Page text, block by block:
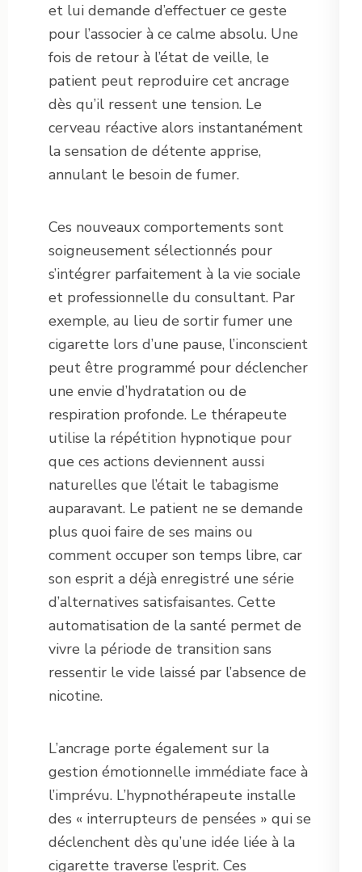
et lui demande d’effectuer ce geste
pour l’associer à ce calme absolu. Une
fois de retour à l’état de veille, le
patient peut reproduire cet ancrage
dès qu’il ressent une tension. Le
cerveau réactive alors instantanément
la sensation de détente apprise,
annulant le besoin de fumer.
Ces nouveaux comportements sont
soigneusement sélectionnés pour
s’intégrer parfaitement à la vie sociale
et professionnelle du consultant. Par
exemple, au lieu de sortir fumer une
cigarette lors d’une pause, l’inconscient
peut être programmé pour déclencher
une envie d’hydratation ou de
respiration profonde. Le thérapeute
utilise la répétition hypnotique pour
que ces actions deviennent aussi
naturelles que l’était le tabagisme
auparavant. Le patient ne se demande
plus quoi faire de ses mains ou
comment occuper son temps libre, car
son esprit a déjà enregistré une série
d’alternatives satisfaisantes. Cette
automatisation de la santé permet de
vivre la période de transition sans
ressentir le vide laissé par l’absence de
nicotine.
L’ancrage porte également sur la
gestion émotionnelle immédiate face à
l’imprévu. L’hypnothérapeute installe
des « interrupteurs de pensées » qui se
déclenchent dès qu’une idée liée à la
cigarette traverse l’esprit. Ces